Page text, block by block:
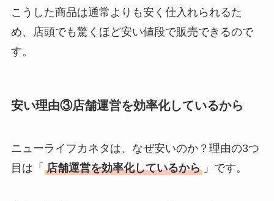
こうした商品は通常よりも安く仕入れられるた
め、店頭でも驚くほど安い値段で販売できるので
す。
安い理由③店舗運営を効率化しているから
ニューライフカネタは、なぜ安いのか？理由の3つ
目は「 店舗運営を効率化しているから 」です。